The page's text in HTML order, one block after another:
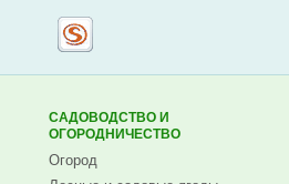
САДОВОДСТВО И
ОГОРОДНИЧЕСТВО
Огород